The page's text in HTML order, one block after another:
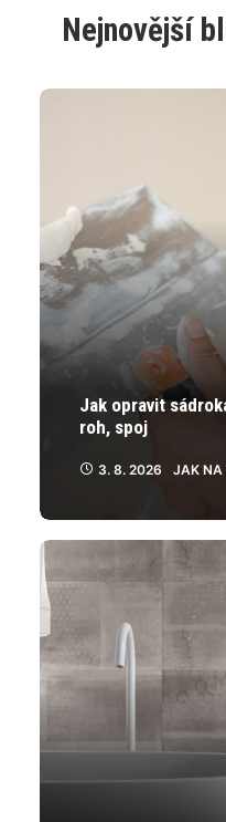
variant.
Varianty
vybrat
Nejnovější
Jak opravit
roh, spoj
3. 8. 2026 JAK NA